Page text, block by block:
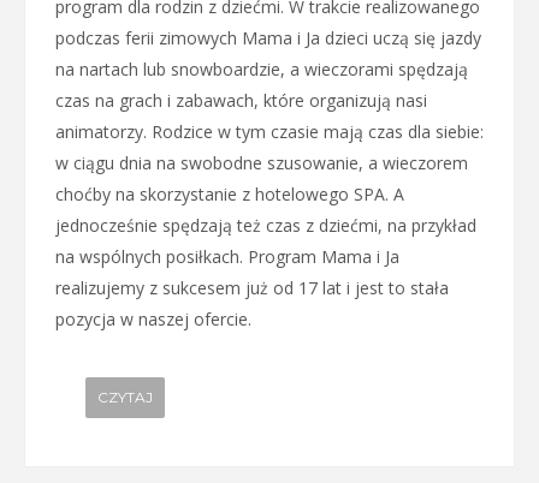
program dla rodzin z dziećmi. W trakcie realizowanego
podczas ferii zimowych Mama i Ja dzieci uczą się jazdy
na nartach lub snowboardzie, a wieczorami spędzają
czas na grach i zabawach, które organizują nasi
animatorzy. Rodzice w tym czasie mają czas dla siebie:
w ciągu dnia na swobodne szusowanie, a wieczorem
choćby na skorzystanie z hotelowego SPA. A
jednocześnie spędzają też czas z dziećmi, na przykład
na wspólnych posiłkach. Program Mama i Ja
realizujemy z sukcesem już od 17 lat i jest to stała
pozycja w naszej ofercie.
CZYTAJ